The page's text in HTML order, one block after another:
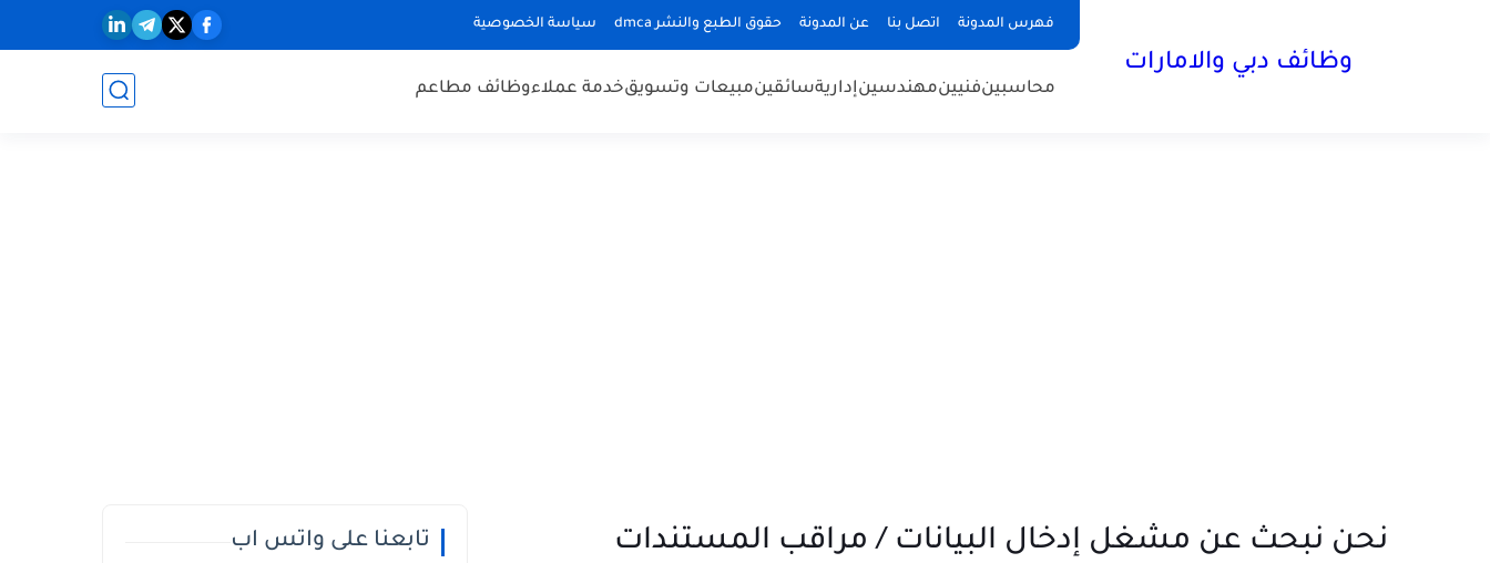
فهرس المدونة اتصل بنا عن المدونة حقوق الطبع والنشر dmca سياسة الخصوصية
وظائف دبي والامارات
محاسبينفنيينمهندسينإداريةسائقينمبيعات وتسويقخدمة عملاءوظائف مطاعم
نحن نبحث عن مشغل إدخال البيانات / مراقب المستندات تابعنا على واتس اب